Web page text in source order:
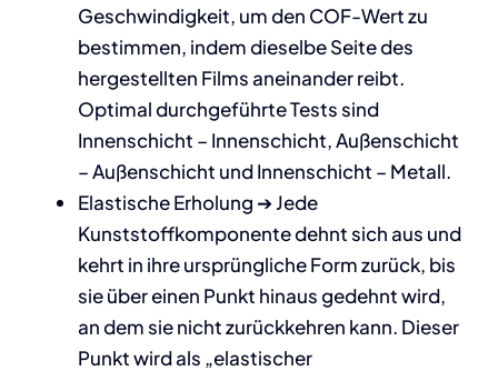
Geschwindigkeit, um den COF-Wert zu
bestimmen, indem dieselbe Seite des
hergestellten Films aneinander reibt.
Optimal durchgeführte Tests sind
Innenschicht – Innenschicht, Außenschicht
– Außenschicht und Innenschicht – Metall.
Elastische Erholung ➔ Jede
Kunststoffkomponente dehnt sich aus und
kehrt in ihre ursprüngliche Form zurück, bis
sie über einen Punkt hinaus gedehnt wird,
an dem sie nicht zurückkehren kann. Dieser
Punkt wird als „elastischer